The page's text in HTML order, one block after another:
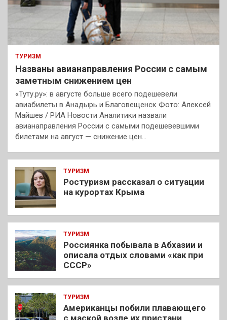
ТУРИЗМ
Названы авианаправления России с самым
заметным снижением цен
«Туту.ру»: в августе больше всего подешевели
авиабилеты в Анадырь и Благовещенск Фото: Алексей
Майшев / РИА Новости Аналитики назвали
авианаправления России с самыми подешевевшими
билетами на август — снижение цен…
ТУРИЗМ
Ростуризм рассказал о ситуации
на курортах Крыма
ТУРИЗМ
Россиянка побывала в Абхазии и
описала отдых словами «как при
СССР»
ТУРИЗМ
Американцы побили плавающего